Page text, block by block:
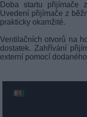
Doba startu přijímače
Uvedení přijímače z
prakticky okamžité.
Ventilačních otvorů na
dostatek. Zahřívání
externí pomocí